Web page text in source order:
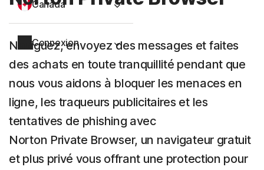
Canada
Connexion
Naviguez, envoyez des messages et faites
des achats en toute tranquillité pendant que
nous vous aidons à bloquer les menaces en
ligne, les traqueurs publicitaires et les
tentatives de phishing avec
Norton Private Browser, un navigateur gratuit
et plus privé vous offrant une protection pour